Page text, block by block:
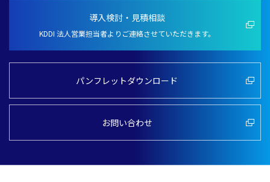
導入検討・見積相談
KDDI 法人営業担当者よりご連絡させていただきます。
パンフレットダウンロード
お問い合わせ